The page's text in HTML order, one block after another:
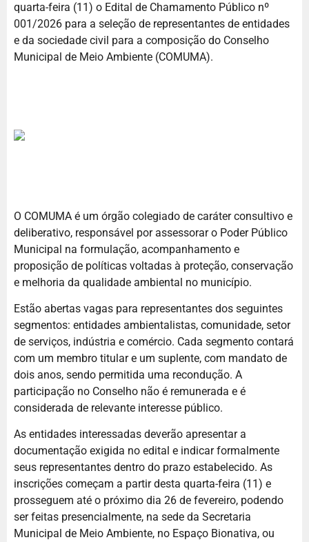
quarta-feira (11) o Edital de Chamamento Público nº
001/2026 para a seleção de representantes de entidades
e da sociedade civil para a composição do Conselho
Municipal de Meio Ambiente (COMUMA).
O COMUMA é um órgão colegiado de caráter consultivo e
deliberativo, responsável por assessorar o Poder Público
Municipal na formulação, acompanhamento e
proposição de políticas voltadas à proteção, conservação
e melhoria da qualidade ambiental no município.
Estão abertas vagas para representantes dos seguintes
segmentos: entidades ambientalistas, comunidade, setor
de serviços, indústria e comércio. Cada segmento contará
com um membro titular e um suplente, com mandato de
dois anos, sendo permitida uma recondução. A
participação no Conselho não é remunerada e é
considerada de relevante interesse público.
As entidades interessadas deverão apresentar a
documentação exigida no edital e indicar formalmente
seus representantes dentro do prazo estabelecido. As
inscrições começam a partir desta quarta-feira (11) e
prosseguem até o próximo dia 26 de fevereiro, podendo
ser feitas presencialmente, na sede da Secretaria
Municipal de Meio Ambiente, no Espaço Bionativa, ou